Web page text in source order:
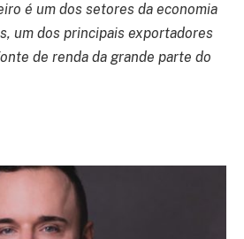
é um dos setores da economia
um dos principais exportadores
de renda da grande parte do